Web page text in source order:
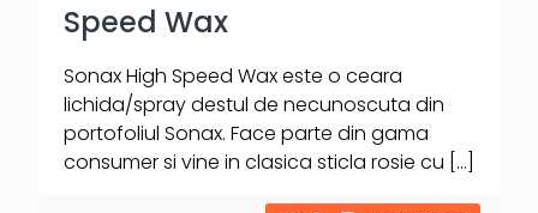
Speed Wax
Sonax High Speed Wax este o ceara
lichida/spray destul de necunoscuta din
portofoliul Sonax. Face parte din gama
consumer si vine in clasica sticla rosie cu […]